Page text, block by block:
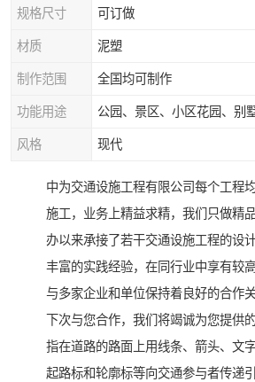
规格尺寸 可订做
材质 泥塑
制作范围 全国均可制作
功能用途
风格 现代
中为交通设施工程有限公司每个工程
施工，业务上精益求精，我们只做精
办以来承接了若干交通设施工程的设
丰富的实践经验，在同行业中享有较
与多家企业和单位保持着良好的合作
下次与您合作，我们将竭诚为您提供的
指在道路的路面上用线条、箭头、文
起路标和轮廓标等向交通参与者传递